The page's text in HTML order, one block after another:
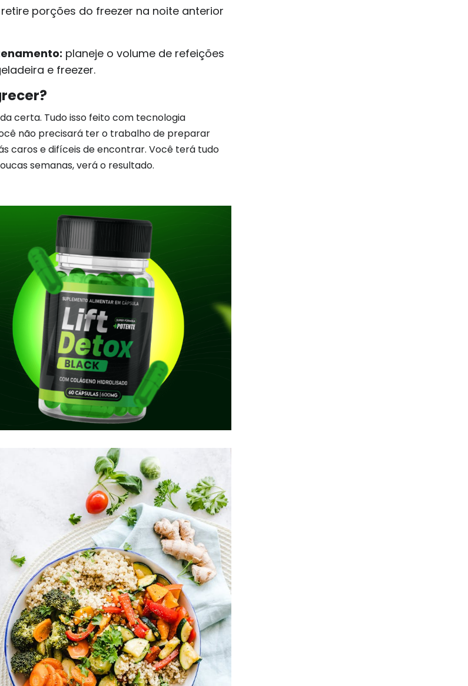
retire porções do freezer na noite anterior
planeje o volume de refeições
e freezer.
certa. Tudo isso feito com tecnologia
não precisará ter o trabalho de preparar
caros e difíceis de encontrar. Você terá tudo
semanas, verá o resultado.